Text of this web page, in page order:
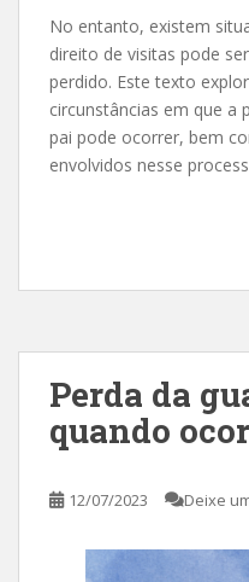
No entanto, existem
direito de visitas pode
perdido. Este texto
circunstâncias em que a
pai pode ocorrer, bem
envolvidos nesse
Perda da
quando
12/07/2023 Deixe